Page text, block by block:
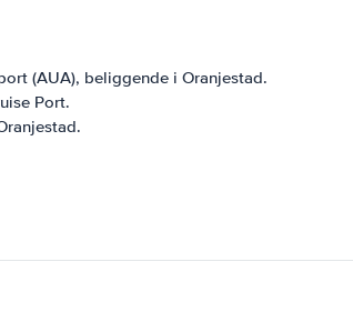
(AUA), beliggende i Oranjestad.
Port.